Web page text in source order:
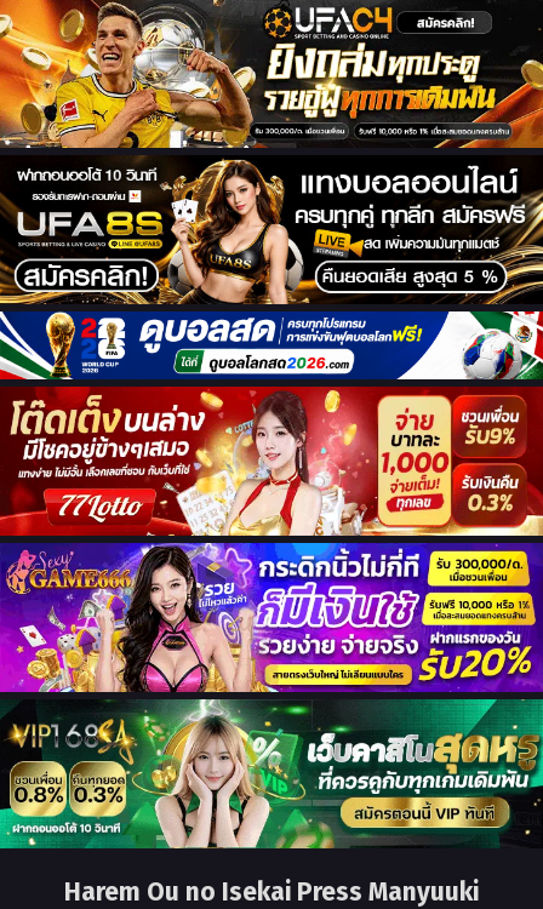
Harem Ou no Isekai Press Manyuuki